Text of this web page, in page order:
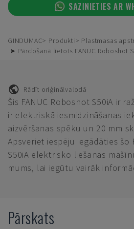
SAZINIETIES AR
GINDUMAC Produkti
Plastmasas
➤ Pārdošanā lietots FANUC Roboshot
Rādīt oriģinālvalodā
Šis FANUC Roboshot S50iA ir
ir elektriskā iesmidzināšanas
aizvēršanas spēku un 20 mm
Apsveriet iespēju iegādāties šo
S50iA elektrisko liešanas
mums, lai iegūtu vairāk
Pārskats